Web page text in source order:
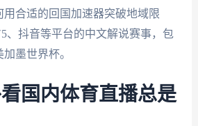
合适的回国加速器突破地域限
、抖音等平台的中文解说赛事，包
墨世界杯。
国内体育直播总是